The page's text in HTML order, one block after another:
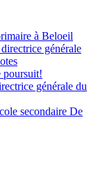
à Beloeil
générale
poursuit!
générale du
secondaire De